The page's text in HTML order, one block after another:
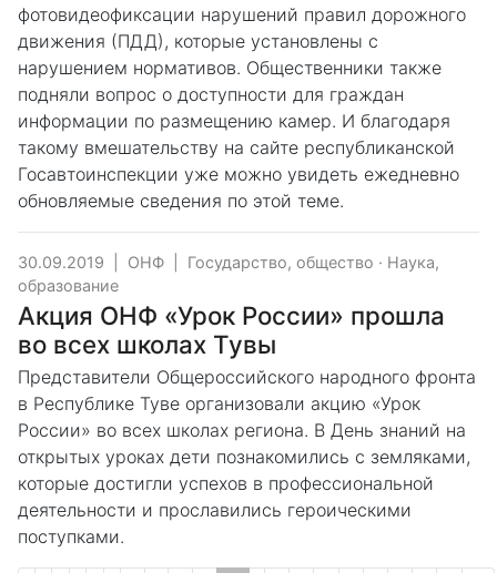
фотовидеофиксации нарушений правил дорожного
движения (ПДД), которые установлены с
нарушением нормативов. Общественники также
подняли вопрос о доступности для граждан
информации по размещению камер. И благодаря
такому вмешательству на сайте республиканской
Госавтоинспекции уже можно увидеть ежедневно
обновляемые сведения по этой теме.
30.09.2019 ОНФ Государство, общество · Наука,
образование
Акция ОНФ «Урок России» прошла
во всех школах Тувы
Представители Общероссийского народного фронта
в Республике Туве организовали акцию «Урок
России» во всех школах региона. В День знаний на
открытых уроках дети познакомились с земляками,
которые достигли успехов в профессиональной
деятельности и прославились героическими
поступками.